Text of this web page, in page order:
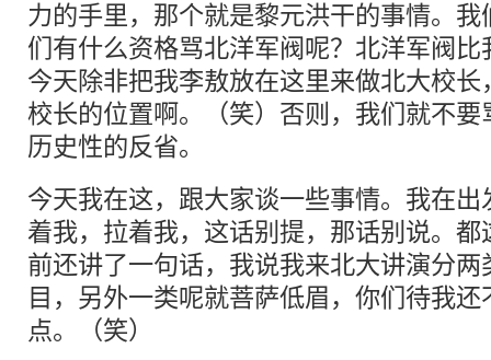
力的手里，那个就是黎元洪干的事情。
们有什么资格骂北洋军阀呢？北洋军阀
今天除非把我李敖放在这里来做北大校
校长的位置啊。（笑）否则，我们就不
历史性的反省。
今天我在这，跟大家谈一些事情。我在
着我，拉着我，这话别提，那话别说。
前还讲了一句话，我说我来北大讲演分
目，另外一类呢就菩萨低眉，你们待我
点。（笑）